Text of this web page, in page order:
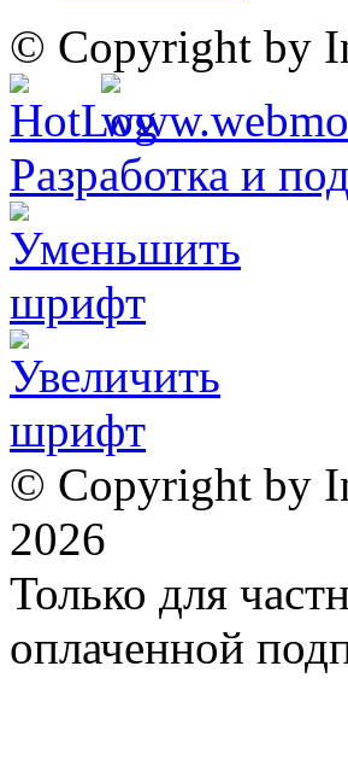
© Copyright by
Разработка и
© Copyright by
2026
Только для
оплаченной